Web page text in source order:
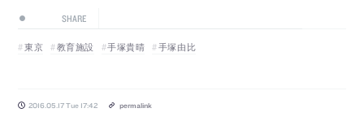
SHARE
東京 教育施設 手塚貴晴 手塚由比
2016.05.17 Tue 17:42 permalink